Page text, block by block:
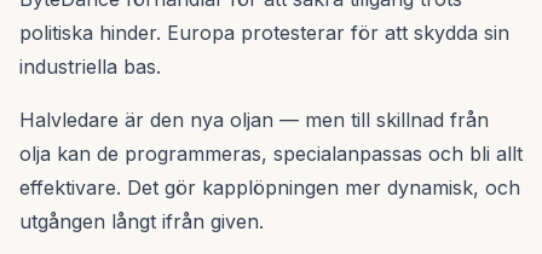
politiska hinder. Europa protesterar för att skydda sin
industriella bas.
Halvledare är den nya oljan — men till skillnad från
olja kan de programmeras, specialanpassas och bli allt
effektivare. Det gör kapplöpningen mer dynamisk, och
utgången långt ifrån given.